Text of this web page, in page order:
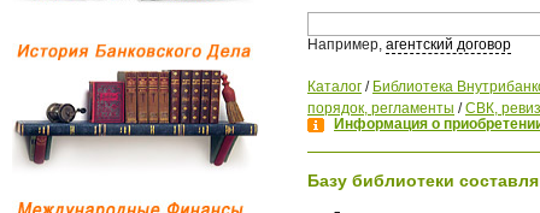
Например, агентский договор
Каталог / Библиотека
порядок, регламенты /СВК,
Информация о
Базу библиотеки